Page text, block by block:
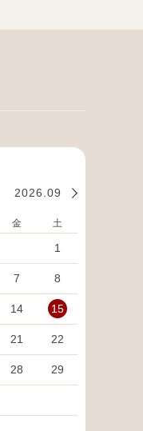
2026.09
金 土
1
7 8
14 15
21 22
28 29